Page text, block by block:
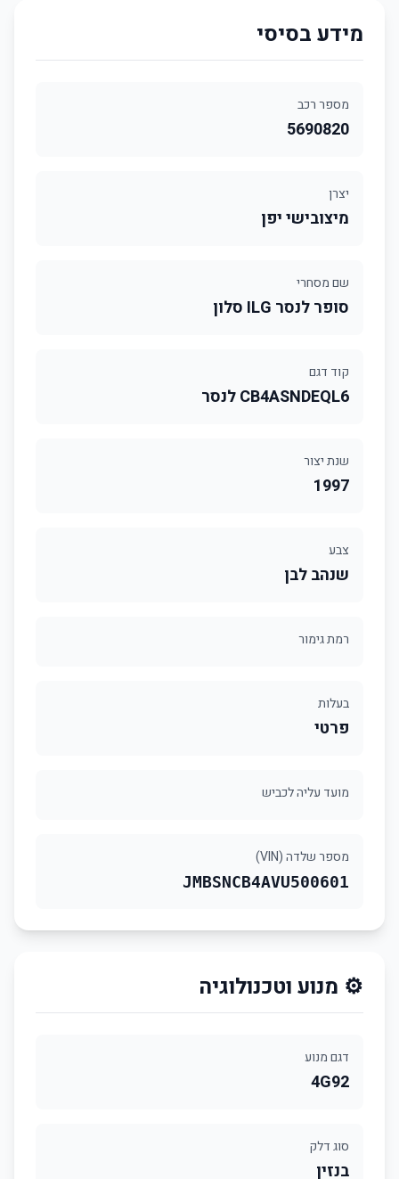
מידע בסיסי
מספר רכב
5690820
יצרן
מיצובישי יפן
שם מסחרי
סופר לנסר ILG סלון
קוד דגם
CB4ASNDEQL6 לנסר
שנת יצור
1997
צבע
שנהב לבן
רמת גימור
בעלות
פרטי
מועד עליה לכביש
מספר שלדה (VIN)
JMBSNCB4AVU500601
⚙️ מנוע וטכנולוגיה
דגם מנוע
4G92
סוג דלק
בנזין